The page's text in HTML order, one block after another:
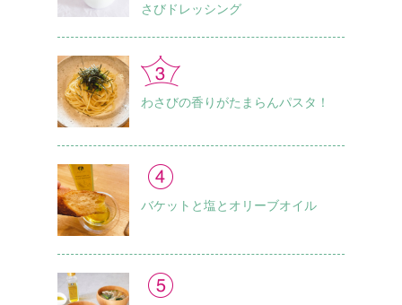
さびドレッシング
わさびの香りがたまらんパスタ！
バケットと塩とオリーブオイル